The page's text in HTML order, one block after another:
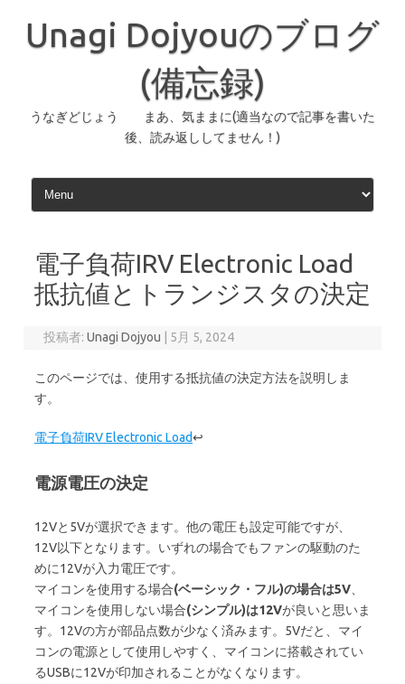
ン
プ
Unagi Dojyouのブログ
(備忘録)
うなぎどじょう まあ、気ままに(適当なので記事を書いた
後、読み返ししてません！)
電子負荷IRV Electronic Load
抵抗値とトランジスタの決定
投稿者:Unagi Dojyou 5月 5, 2024
このページでは、使用する抵抗値の決定方法を説明しま
す。
電子負荷IRV Electronic Load↩
電源電圧の決定
12Vと5Vが選択できます。他の電圧も設定可能ですが、
12V以下となります。いずれの場合でもファンの駆動のた
めに12Vが入力電圧です。
マイコンを使用する場合(ベーシック・フル)の場合は5V
マイコンを使用しない場合(シンプル)は12Vが良いと思いま
す。12Vの方が部品点数が少なく済みます。5Vだと、マイ
コンの電源として使用しやすく、マイコンに搭載されてい
るUSBに12Vが印加されることがなくなります。